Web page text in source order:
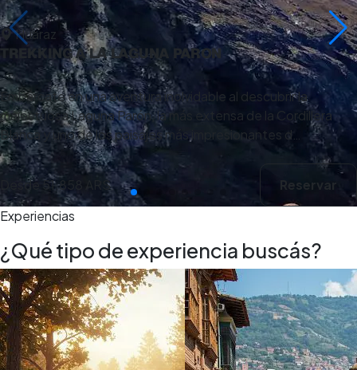
Huaraz
TREKKING A LA LAGUNA PARON
Embárcate en una aventura inolvidable al descubrir la
majestuosa Laguna Parón, la más extensa de la Cordillera
Blanca y uno de los paisajes más impresionantes d…
Desde 51.858 ARS
Reservar
Experiencias
¿Qué tipo de experiencia buscás?